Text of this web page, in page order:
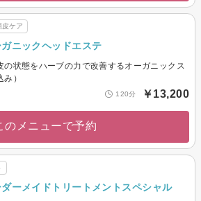
皮ケア
ニックヘッドエステ
の状態をハーブの力で改善するオーガニックス
）
120分 ￥13,200
のメニューで予約
ーメイドトリートメントスペシャル